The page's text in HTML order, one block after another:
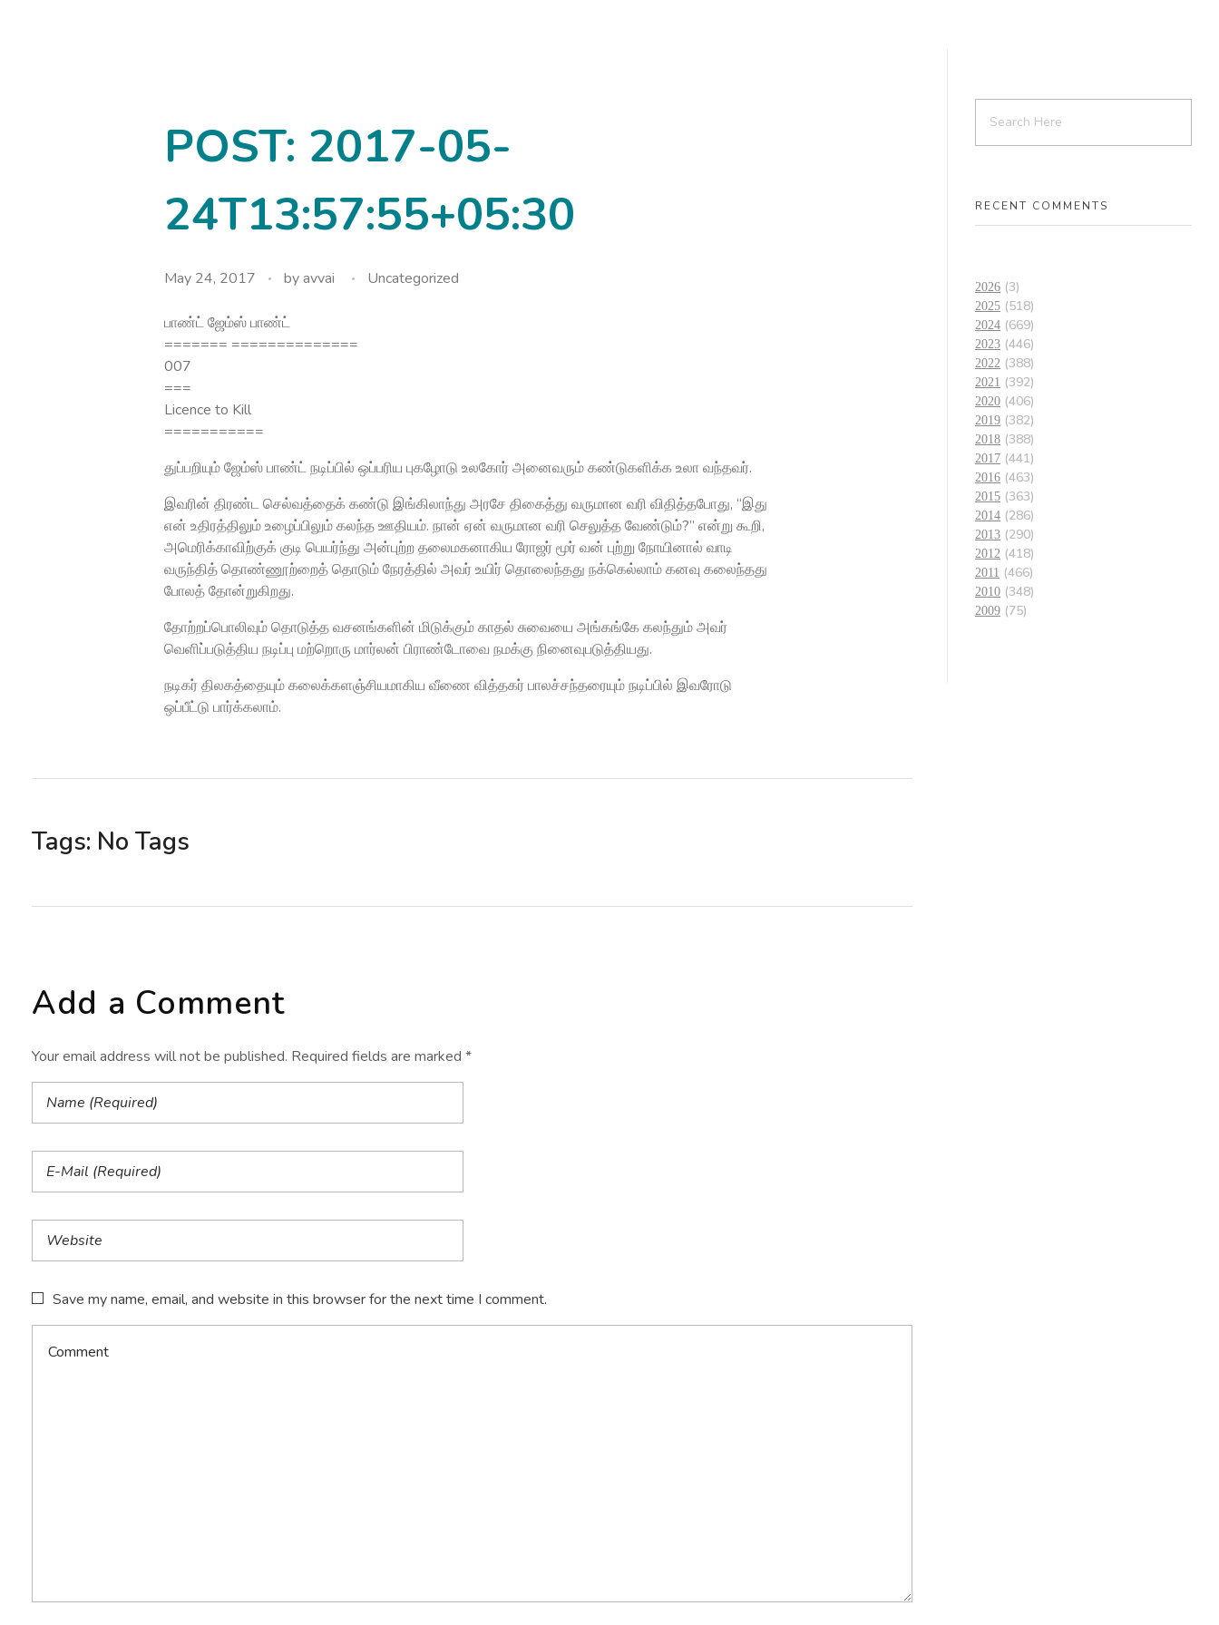
POST: 2017-05-
24T13:57:55+05:30
May 24, 2017 byavvai Uncategorized
பாண்ட் ஜேம்ஸ் பாண்ட்
======= ==============
007
===
Licence to Kill
===========
துப்பறியும் ஜேம்ஸ் பாண்ட் நடிப்பில் ஒப்பரிய புகழோடு உலகோர் அனைவரும் கண்டுகளிக்க உலா வந்தவர்.
இவரின் திரண்ட செல்வத்தைக் கண்டு இங்கிலாந்து அரசே திகைத்து வருமான வரி விதித்தபோது, “இது
என் உதிரத்திலும் உழைப்பிலும் கலந்த ஊதியம். நான் ஏன் வருமான வரி செலுத்த வேண்டும்?” என்று கூறி,
அமெரிக்காவிற்குக் குடி பெயர்ந்து அன்புற்ற தலைமகனாகிய ரோஜர் மூர் வன் புற்று நோயினால் வாடி
வருந்தித் தொண்ணூற்றைத் தொடும் நேரத்தில் அவர் உயிர் தொலைந்தது நக்கெல்லாம் கனவு கலைந்தது
போலத் தோன்றுகிறது.
தோற்றப்பொலிவும் தொடுத்த வசனங்களின் மிடுக்கும் காதல் சுவையை அங்கங்கே கலந்தும் அவர்
வெளிப்படுத்திய நடிப்பு மற்றொரு மார்லன் பிராண்டோவை நமக்கு நினைவுபடுத்தியது.
நடிகர் திலகத்தையும் கலைக்களஞ்சியமாகிய வீணை வித்தகர் பாலச்சந்தரையும் நடிப்பில் இவரோடு
ஒப்பீட்டு பார்க்கலாம்.
Tags: No Tags
Add a Comment
Your email address will not be published. Required fields are marked *
Save my name, email, and website in this browser for the next time I comment.
RECENT COMMENTS
2026 (3)
2025 (518)
2024 (669)
2023 (446)
2022 (388)
2021 (392)
2020 (406)
2019 (382)
2018 (388)
2017 (441)
2016 (463)
2015 (363)
2014 (286)
2013 (290)
2012 (418)
2011 (466)
2010 (348)
2009 (75)